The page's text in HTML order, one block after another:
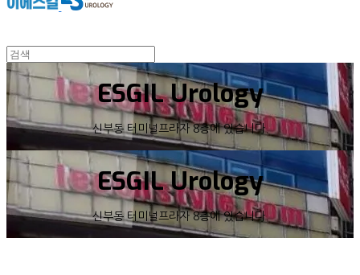
ESGIL Urology
신부동 터미널프라자 8층에 있습니다.
ESGIL Urology
신부동 터미널프라자 8층에 있습니다.